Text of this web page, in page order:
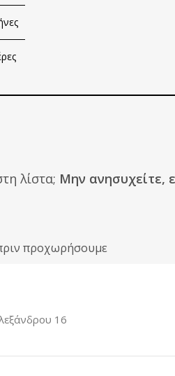
λίστα; Μην ανησυχείτε,
προχωρήσουμε
16